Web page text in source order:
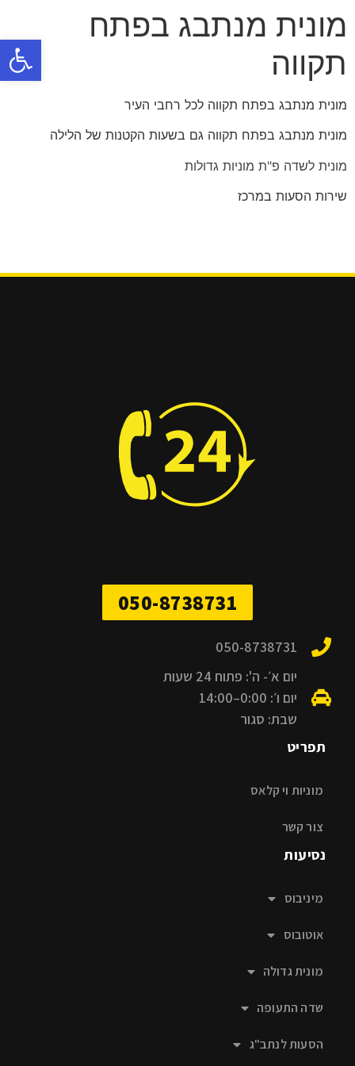
מונית מנתבג בפתח
תקווה
מונית מנתבג בפתח תקווה לכל רחבי העיר
מונית מנתבג בפתח תקווה גם בשעות הקטנות של הלילה
מונית לשדה פ"ת מוניות גדולות
שירות הסעות במרכז
050-8738731
050-8738731
יום א׳- ה': פתוח 24 שעות
יום ו׳: 0:00–14:00
שבת: סגור
תפריט
מוניות וי קלאס
צור קשר
נסיעות
מיניבוס
אוטובוס
מונית גדולה
שדה התעופה
הסעות לנתב"ג